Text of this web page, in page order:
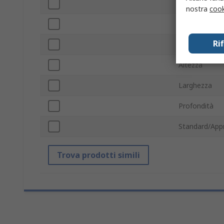
Numero
Altezza
Larghezza
Profondità
Standard/
Trova prodotti simili
nostra